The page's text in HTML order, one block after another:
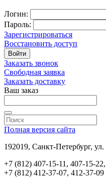
Логин:
Пароль:
Зарегистрироваться
Восстановить доступ
Войти
Заказать звонок
Свободная заявка
Заказать доставку
Ваш заказ
Полная версия сайта
192019, Санкт-Петербург,
+7 (812) 407-15-11, 407-15-22,
+7 (812) 412-37-07, 412-37-09